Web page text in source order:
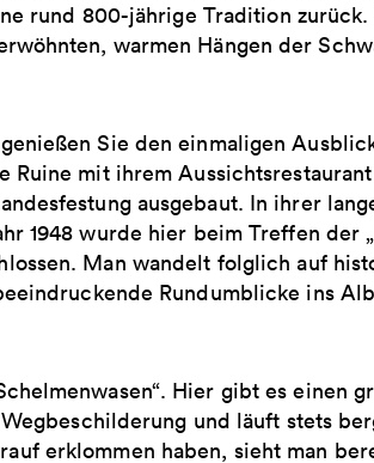
rund 800-jährige Tradition
warmen Hängen der
Sie den einmaligen
Ruine mit ihrem
ausgebaut. In ihrer
1948 wurde hier beim Treffen der
Man wandelt folglich auf
Rundumblicke ins
Hier gibt es einen
und läuft stets
erklommen haben, sieht man